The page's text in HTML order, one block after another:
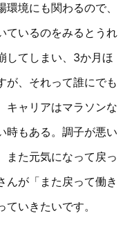
境にも関わるので、
ているのをみるとうれ
してしまい、3か月ほ
が、それって誰にでも
キャリアはマラソンな
時もある。調子が悪い
また元気になって戻っ
んが「また戻って働き
いきたいです。